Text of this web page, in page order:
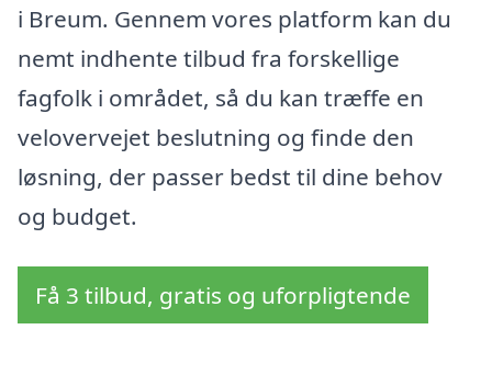
i Breum. Gennem vores platform kan du
nemt indhente tilbud fra forskellige
fagfolk i området, så du kan træffe en
velovervejet beslutning og finde den
løsning, der passer bedst til dine behov
og budget.
Få 3 tilbud, gratis og uforpligtende